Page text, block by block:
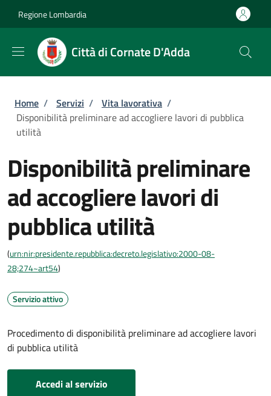
Regione Lombardia
Città di Cornate D'Adda
Briciole di pane
Home / Servizi / Vita lavorativa /
Disponibilità preliminare ad accogliere lavori di pubblica
utilità
Disponibilità preliminare
ad accogliere lavori di
pubblica utilità
(urn:nir:presidente.repubblica:decreto.legislativo:2000-08-
28;274~art54)
Servizio attivo
Procedimento di disponibilità preliminare ad accogliere lavori
di pubblica utilità
Accedi al servizio